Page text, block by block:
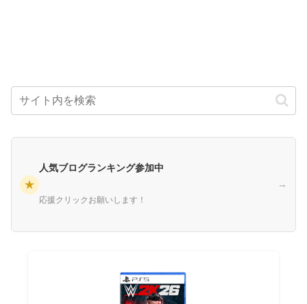
★
人気ブログランキング参加中
応援クリックお願いします！
→